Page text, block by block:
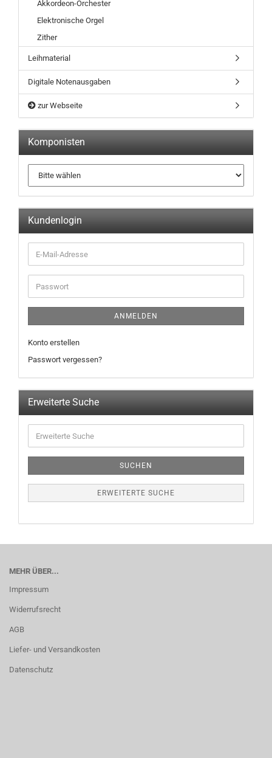
Akkordeon-Orchester
Elektronische Orgel
Zither
Leihmaterial
Digitale Notenausgaben
zur Webseite
Komponisten
Kundenlogin
ANMELDEN
Konto erstellen
Passwort vergessen?
Erweiterte Suche
SUCHEN
ERWEITERTE SUCHE
MEHR ÜBER...
Impressum
Widerrufsrecht
AGB
Liefer- und Versandkosten
Datenschutz